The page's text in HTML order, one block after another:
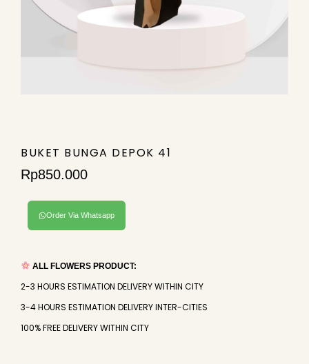
BUKET BUNGA DEPOK 41
Rp850.000
Order Via Whatsapp
ALL FLOWERS PRODUCT:
2-3 HOURS ESTIMATION DELIVERY WITHIN CITY
3-4 HOURS ESTIMATION DELIVERY INTER-CITIES
100% FREE DELIVERY WITHIN CITY